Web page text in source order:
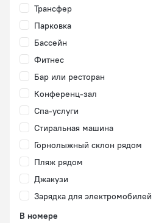
Трансфер
Парковка
Бассейн
Фитнес
Бар или ресторан
Конференц-зал
Спа-услуги
Стиральная машина
Горнолыжный склон рядом
Пляж рядом
Джакузи
Зарядка для электромобилей
В номере